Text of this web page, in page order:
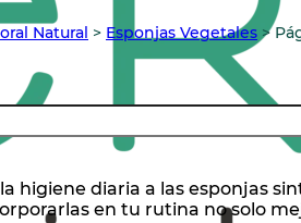
Natural > Esponjas Vegetales >
higiene diaria a las esponjas
en tu rutina no solo